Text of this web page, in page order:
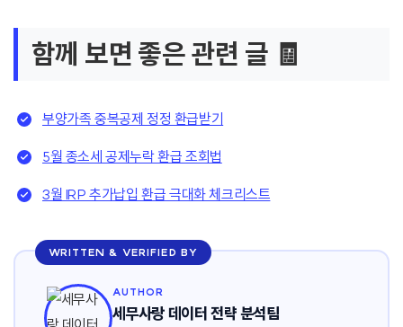
함께 보면 좋은 관련 글 🧾
부양가족 중복공제 정정 환급받기
5월 종소세 공제누락 환급 조회법
3월 IRP 추가납입 환급 극대화 체크리스트
WRITTEN & VERIFIED BY
AUTHOR
세무사랑 데이터 전략 분석팀